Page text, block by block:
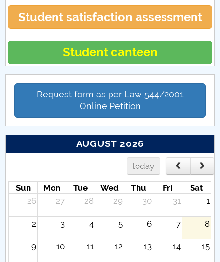
Student satisfaction assessment
Student canteen
Request form as per Law 544/2001
Online Petition
AUGUST 2026
today
Sun Mon Tue Wed Thu Fri
Sat
26
27 28 29 30 31 1
2 3 4 5 6 7 8
9 10 11 12 13 14 15